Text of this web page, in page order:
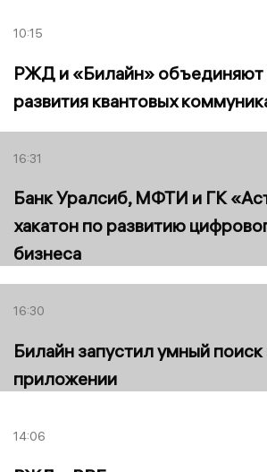
10:15
РЖД и «Билайн» объединяют
развития квантовых
16:31
Банк Уралсиб, МФТИ и ГК
хакатон по развитию
бизнеса
16:30
Билайн запустил умный
приложении
14:06